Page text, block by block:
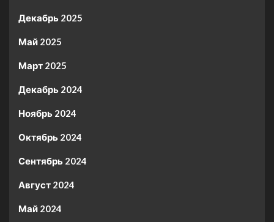
Декабрь 2025
Май 2025
Март 2025
Декабрь 2024
Ноябрь 2024
Октябрь 2024
Сентябрь 2024
Август 2024
Май 2024